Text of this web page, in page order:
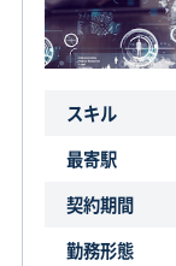
スキル
最寄駅
契約期間
勤務形態